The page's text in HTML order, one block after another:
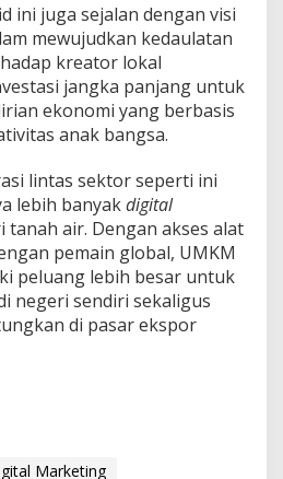
ini juga sejalan dengan visi
mewujudkan kedaulatan
kreator lokal
jangka panjang untuk
ekonomi yang berbasis
anak bangsa.
lintas sektor seperti ini
lebih banyakdigital
air. Dengan akses alat
pemain global, UMKM
peluang lebih besar untuk
negeri sendiri sekaligus
di pasar ekspor
Marketing